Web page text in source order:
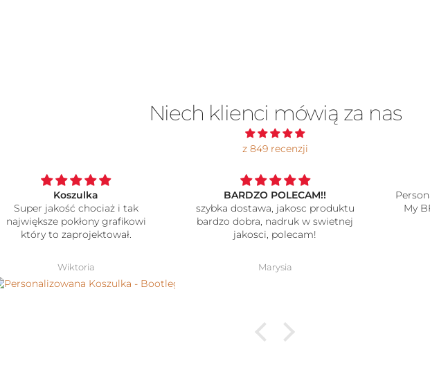
Niech klienci mówią za nas
z 849 recenzji
Koszulka
Super jakość chociaż i tak
największe pokłony grafikowi
który to zaprojektował.
Wiktoria
BARDZO POLECAM!!
szybka dostawa, jakosc produktu
bardzo dobra, nadruk w swietnej
jakosci, polecam!
Marysia
My